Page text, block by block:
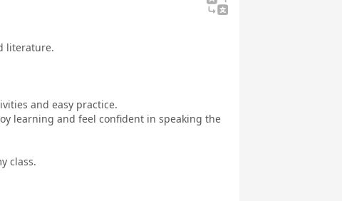
TOEIC®L&R
TEST 800点
TOEIC®
Speaking
ぶ英文法
literature.
and easy practice.
learning and feel confident in speaking the
class.